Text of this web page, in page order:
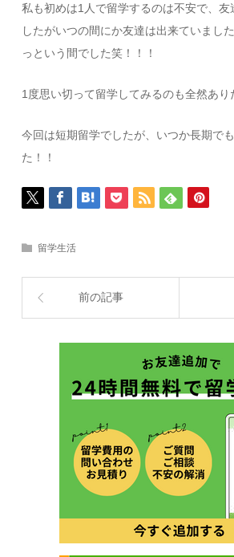
私も初めは1人で留学するのは不安で、
したがいつの間にか友達は出来ていまし
っという間でした笑！！！
1度思い切って留学してみるのも全然あり
今回は短期留学でしたが、いつか長期で
た！！
留学生活
前の記事